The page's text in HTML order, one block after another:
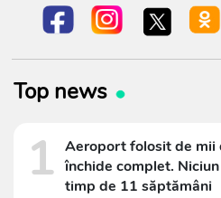
Top news
1 Aeroport folosit de mii
închide complet.
timp de 11 săptămâni